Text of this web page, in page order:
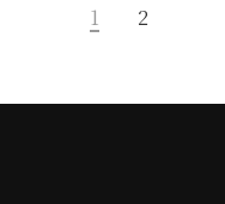
1 2